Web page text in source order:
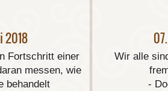
2018
Fortschritt einer
messen, wie
behandelt
Wir alle
-